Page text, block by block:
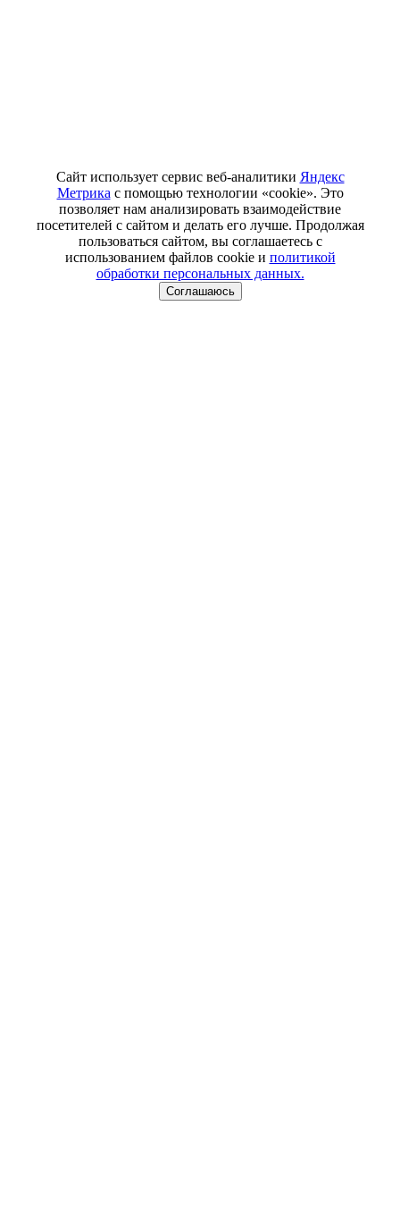
Сайт использует сервис веб-аналитики Яндекс
Метрика с помощью технологии «cookie». Это
позволяет нам анализировать взаимодействие
посетителей с сайтом и делать его лучше. Продолжая
пользоваться сайтом, вы соглашаетесь с
использованием файлов cookie и политикой
обработки персональных данных.
Соглашаюсь